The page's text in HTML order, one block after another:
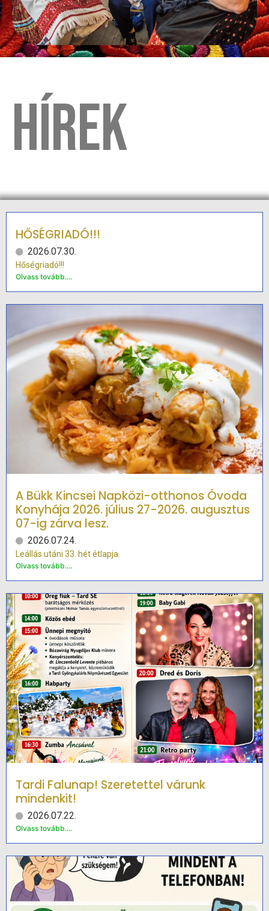
HÍREK
HŐSÉGRIADÓ!!!
2026.07.30.
Hőségriadó!!!
Olvass tovább....
A Bükk Kincsei Napközi-otthonos Óvoda
Konyhája 2026. július 27-2026. augusztus
07-ig zárva lesz.
2026.07.24.
Leállás utáni 33. hét étlapja.
Olvass tovább....
Tardi Falunap! Szeretettel várunk
mindenkit!
2026.07.22.
Olvass tovább....